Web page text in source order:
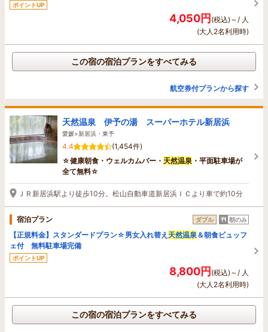
ポイントUP
4,050円(税込)～/ 人
(大人2名利用時)
この宿の宿泊プランをすべてみる
航空券付プランから探す
天然温泉 伊予の湯 スーパーホテル新居浜
愛媛>新居浜・東予
4.4
(1,454件)
☆健康朝食・ウェルカムバー・ 天然温泉 ・平面駐車場が
全て無料☆
ＪＲ新居浜駅より徒歩10分。松山自動車道新居浜ＩＣより車で約10分
宿泊プラン ダブル 朝のみ
【正規料金】スタンダードプラン☆男女入れ替え 天然温泉 ＆朝食ビュッフ
ェ付 無料駐車場完備
ポイントUP
8,800円(税込)～/ 人
(大人2名利用時)
この宿の宿泊プランをすべてみる